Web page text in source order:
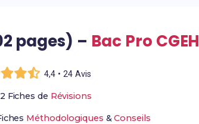
pages) – Bac Pro CGEH
4,4 • 24 Avis
Fiches de Révisions
Méthodologiques &Conseils